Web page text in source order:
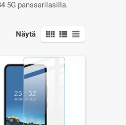
5G panssarilasilla.
Näytä view_comfy view_list view_headline